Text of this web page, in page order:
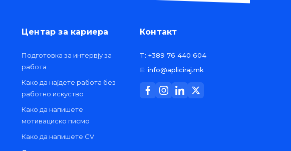
Центар за кариера
Подготовка за интервју за
работа
Како да најдете работа без
работно искуство
Како да напишете
мотивациско писмо
Како да напишете CV
Контакт
T: +389 76 440 604
E: info@apliciraj.mk